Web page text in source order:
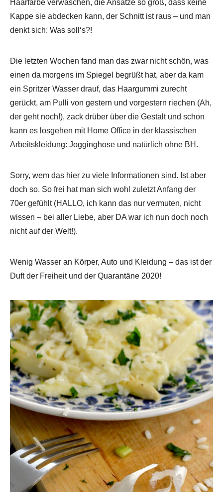
Haarfarbe verwaschen, die Ansätze so groß, dass keine
Kappe sie abdecken kann, der Schnitt ist raus – und man
denkt sich: Was soll‘s?!
Die letzten Wochen fand man das zwar nicht schön, was
einen da morgens im Spiegel begrüßt hat, aber da kam
ein Spritzer Wasser drauf, das Haargummi zurecht
gerückt, am Pulli von gestern und vorgestern riechen (Ah,
der geht noch!), zack drüber über die Gestalt und schon
kann es losgehen mit Home Office in der klassischen
Arbeitskleidung: Jogginghose und natürlich ohne BH.
Sorry, wem das hier zu viele Informationen sind. Ist aber
doch so. So frei hat man sich wohl zuletzt Anfang der
70er gefühlt (HALLO, ich kann das nur vermuten, nicht
wissen – bei aller Liebe, aber DA war ich nun doch noch
nicht auf der Welt!).
Wenig Wasser an Körper, Auto und Kleidung – das ist der
Duft der Freiheit und der Quarantäne 2020!